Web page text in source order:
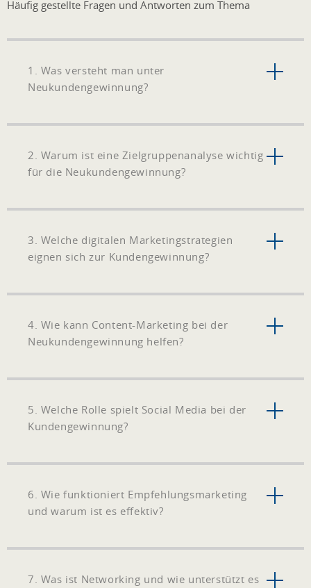
Häufig gestellte Fragen und Antworten zum Thema
1. Was versteht man unter
Neukundengewinnung?
2. Warum ist eine Zielgruppenanalyse wichtig
für die Neukundengewinnung?
3. Welche digitalen Marketingstrategien
eignen sich zur Kundengewinnung?
4. Wie kann Content-Marketing bei der
Neukundengewinnung helfen?
5. Welche Rolle spielt Social Media bei der
Kundengewinnung?
6. Wie funktioniert Empfehlungsmarketing
und warum ist es effektiv?
7. Was ist Networking und wie unterstützt es